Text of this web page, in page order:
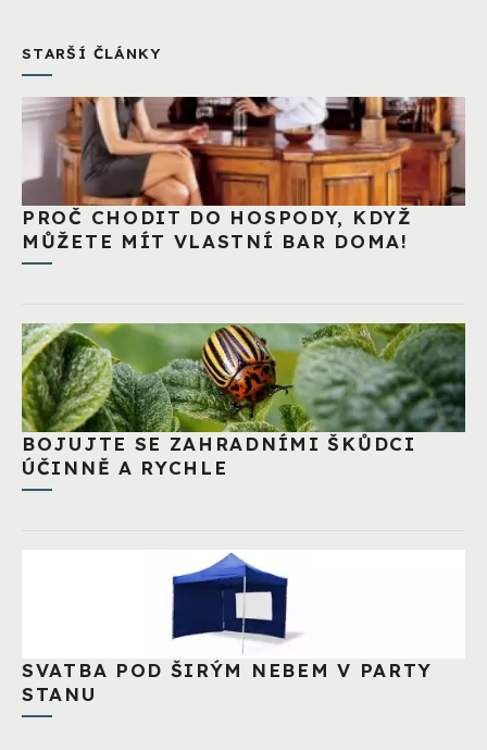
STARŠÍ ČLÁNKY
PROČ CHODIT DO HOSPODY, KDYŽ
MŮŽETE MÍT VLASTNÍ BAR DOMA!
BOJUJTE SE ZAHRADNÍMI ŠKŮDCI
ÚČINNĚ A RYCHLE
SVATBA POD ŠIRÝM NEBEM V PARTY
STANU